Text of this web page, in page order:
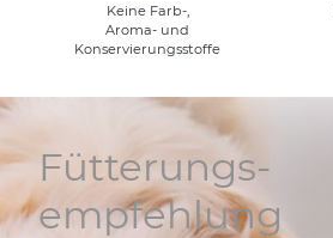
Keine Farb-,
Aroma- und
Konservierungsstoffe
Fütterungs-
empfehlung